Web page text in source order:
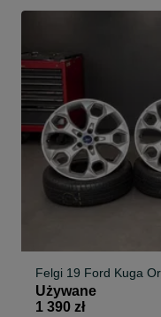
Felgi 19 Ford Kuga
Używane
1 390 zł